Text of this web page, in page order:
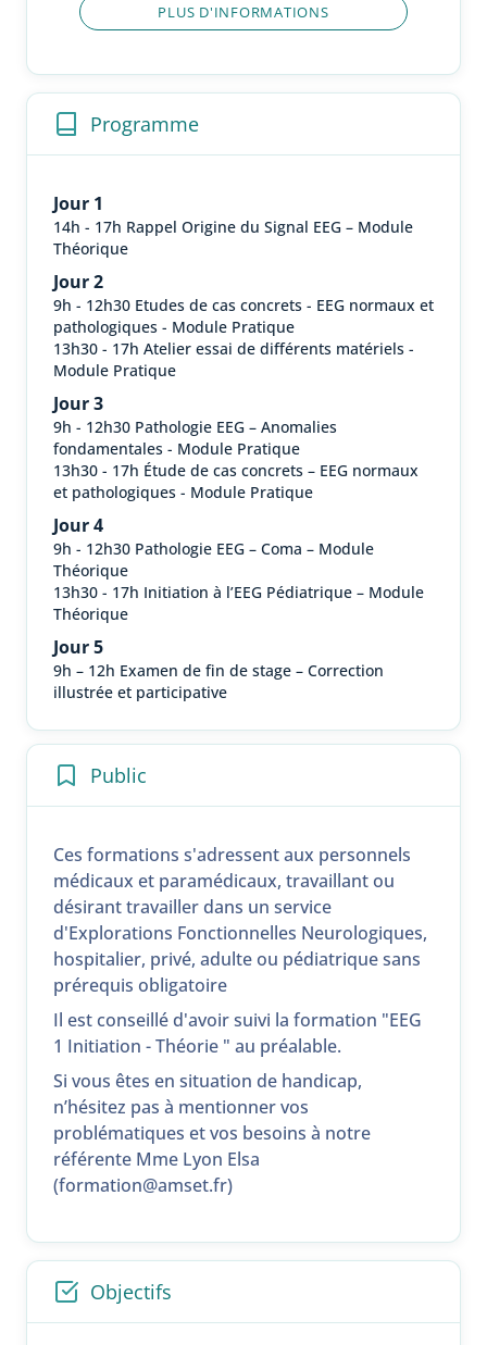
PLUS D'INFORMATIONS
Programme
Jour 1
14h - 17h Rappel Origine du Signal EEG – Module
Théorique
Jour 2
9h - 12h30 Etudes de cas concrets - EEG normaux et
pathologiques - Module Pratique
13h30 - 17h Atelier essai de différents matériels -
Module Pratique
Jour 3
9h - 12h30 Pathologie EEG – Anomalies
fondamentales - Module Pratique
13h30 - 17h Étude de cas concrets – EEG normaux
et pathologiques - Module Pratique
Jour 4
9h - 12h30 Pathologie EEG – Coma – Module
Théorique
13h30 - 17h Initiation à l’EEG Pédiatrique – Module
Théorique
Jour 5
9h – 12h Examen de fin de stage – Correction
illustrée et participative
Public
Ces formations s'adressent aux personnels
médicaux et paramédicaux, travaillant ou
désirant travailler dans un service
d'Explorations Fonctionnelles Neurologiques,
hospitalier, privé, adulte ou pédiatrique sans
prérequis obligatoire
Il est conseillé d'avoir suivi la formation "EEG
1 Initiation - Théorie " au préalable.
Si vous êtes en situation de handicap,
n’hésitez pas à mentionner vos
problématiques et vos besoins à notre
référente Mme Lyon Elsa
(formation@amset.fr)
Objectifs